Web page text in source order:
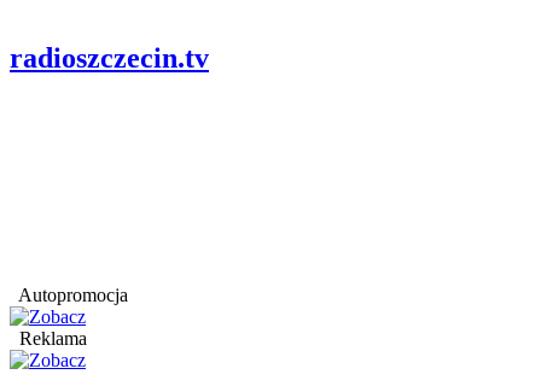
radioszczecin.tv
Autopromocja
Reklama